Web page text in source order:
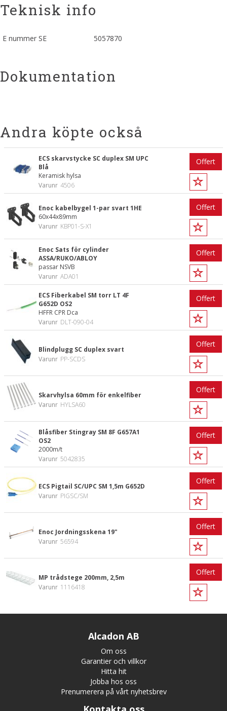
Teknisk info
E nummer SE 5057870
Dokumentation
Andra köpte också
ECS skarvstycke SC duplex SM UPC
Blå
Keramisk hylsa
Varunr 4506
Offert
Enoc kabelbygel 1-par svart 1HE
60x44x89mm
Varunr KBP01-S-X1
Offert
Enoc Sats för cylinder
ASSA/RUKO/ABLOY
passar NSVB
Varunr ADA01
Offert
ECS Fiberkabel SM torr LT 4F
G652D OS2
HFFR CPR Dca
Varunr DLT-090-04
Offert
Blindplugg SC duplex svart
Varunr PP-SCDS
Offert
Skarvhylsa 60mm för enkelfiber
Varunr HYLSA60
Offert
Blåsfiber Stingray SM 8F G657A1
OS2
2000m/t
Varunr 5042835
Offert
ECS Pigtail SC/UPC SM 1,5m G652D
Varunr PIGSC/SM
Offert
Enoc Jordningsskena 19"
Varunr 56594
Offert
MP trådstege 200mm, 2,5m
Varunr 1116418
Offert
Alcadon AB
Om oss
Garantier och villkor
Hitta hit
Jobba hos oss
Prenumerera på vårt nyhetsbrev